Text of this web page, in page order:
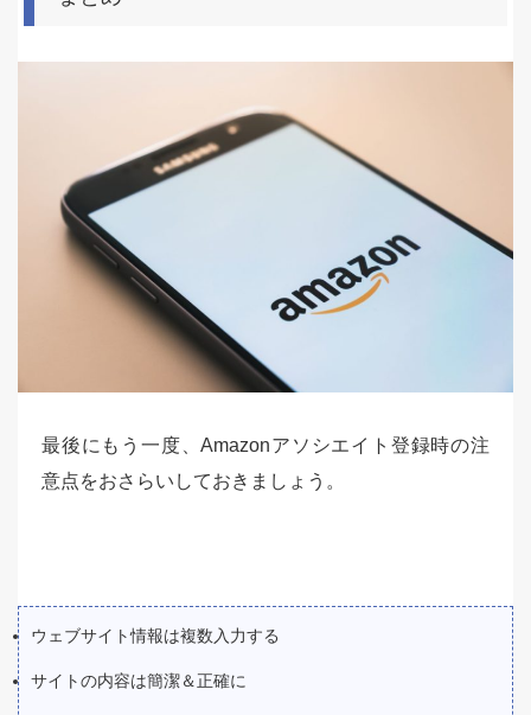
最後にもう一度、Amazonアソシエイト登録時の注
意点をおさらいしておきましょう。
ウェブサイト情報は複数入力する
サイトの内容は簡潔＆正確に